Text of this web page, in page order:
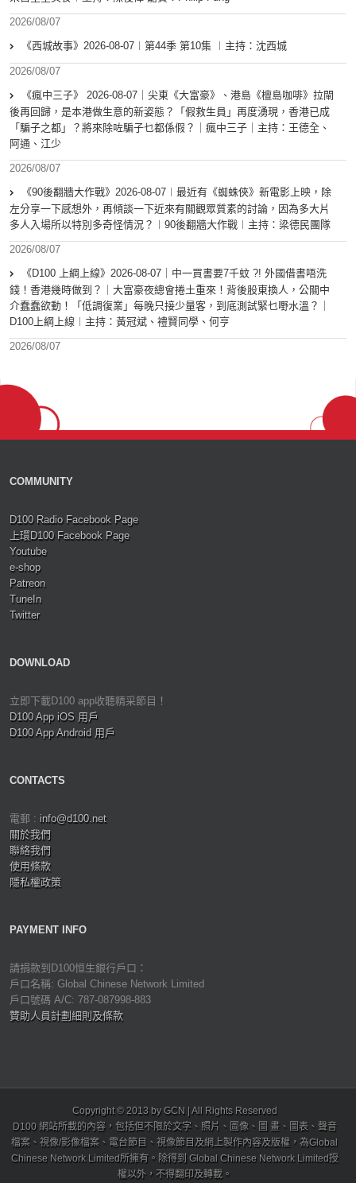
2026/08/07
《西城故事》2026-08-07︱第44季 第10集 ︱主持：沈西城
2026/08/07
《瘋中三子》 2026-08-07｜尖東《大富豪》、港島《檀島咖啡》拉閘
後再回歸，是本港做生意的新姿態？「假救生員」再度湧現，香港已成
「騙子之都」？將來除咗騙子乜都係假？｜瘋中三子｜主持：王德全、
阿通、江少
2026/08/07
《90後翻牆大作戰》2026-08-07︱最近有《蜘蛛俠》新電影上映，除
左分享一下感想外，再傾談一下近來有關觀眾質素的討論，因為多大片
多人入場所以特別多奇怪情況？︱90後翻牆大作戰︱主持：梁德民團隊
2026/08/07
《D100 上綱上線》2026-08-07｜中一買書要7千蚊 ?! 外國借書唔洗
錢！香港幾時做到？｜大富豪夜總會捲土重來！背後股東換人，公關中
介蠢蠢欲動！「低調復業」每晚只接少量客，到底測試緊乜嘢水溫？｜
D100上綱上線︱主持：黃冠斌、禮賢同學、何亨
2026/08/07
COMMUNITY
D100 Radio Facebook Page
上環D100 Facebook Page
Youtube
e-shop
Patreon
TuneIn
Twitter
DOWNLOAD
立即下載D100 app收聽精采節目！
D100 App iOS 用戶
D100 App Android 用戶
CONTACTS
電郵 : info@d100.net
關於我們
聯絡我們
使用條款
隱私權政策
PAYMENT INFO
請捐款到D100恒生銀行戶口：
戶口名稱: Global Chinese Network Limited
戶口號碼 A/C: 787-087998-883
贊助人員計劃細則及條款
Copyright © 2013 by GCN | All Rights Reserved
D100 網站所載的內容，包括但不限於文字、照片、圖像、圖 畫、圖表、聲音
檔案、視像/影像檔案、電台節目、視像節目及網上製作內容及版權，為Global
Chinese Network Limited所擁有。除得到 Global Chinese Network Limited授
權以外，不得翻印及轉載。